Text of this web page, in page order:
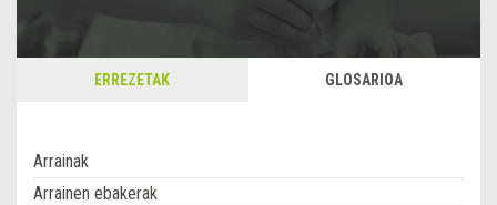
ERREZETAK GLOSARIOA
Arrainak
Arrainen ebakerak